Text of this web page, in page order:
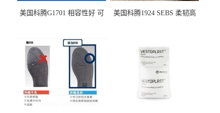
美国科腾G1701 相容性好 可
美国科腾1924 SEBS 柔韧高